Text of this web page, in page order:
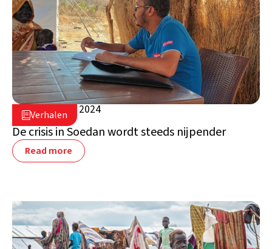
Verhalen
29 augustus 2024
Soedan
De crisis in Soedan wordt steeds nijpender
Read more